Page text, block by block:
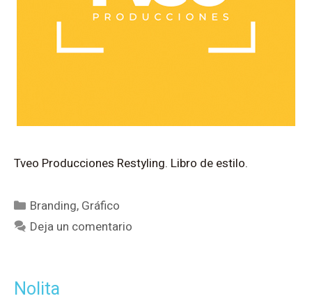
Tveo Producciones Restyling. Libro de estilo.
Branding, Gráfico
Deja un comentario
Nolita